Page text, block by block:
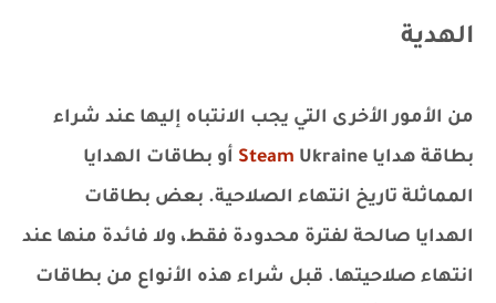
الهدية
من الأمور الأخرى التي يجب الانتباه إليها عند شراء
بطاقة هدايا
Steam Ukraine أو بطاقات الهدايا
المماثلة تاريخ انتهاء الصلاحية. بعض بطاقات
الهدايا صالحة لفترة محدودة فقط، ولا فائدة منها عند
انتهاء صلاحيتها. قبل شراء هذه الأنواع من بطاقات